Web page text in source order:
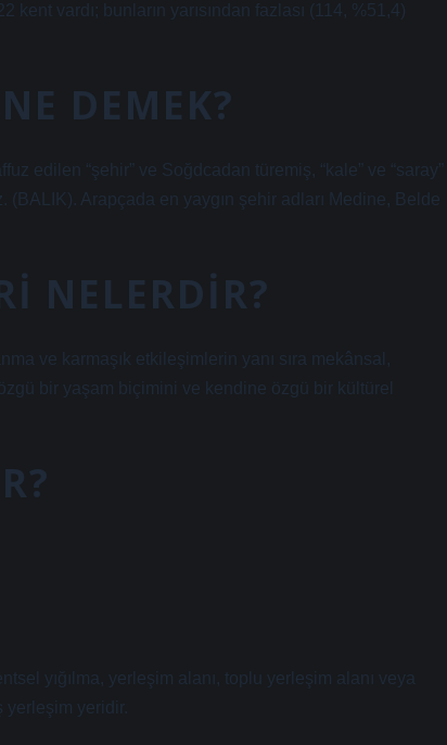
kent vardı; bunların yarısından fazlası (114, %51,4)
DEMEK?
edilen “şehir” ve Soğdcadan türemiş, “kale” ve “saray”
(BALIK). Arapçada en yaygın şehir adları Medine, Belde
NELERDIR?
ve karmaşık etkileşimlerin yanı sıra mekânsal,
bir yaşam biçimini ve kendine özgü bir kültürel
yığılma, yerleşim alanı, toplu yerleşim alanı veya
yerleşim yeridir.